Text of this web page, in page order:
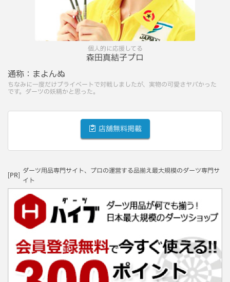
個人的に応援してる
森田真結子プロ
通称： まよんぬ
ちなみに一度だけプライベートで対戦しましたが、実物の可愛さヤバかった
です。ダーツの妖精かと思った。
店舗無料掲載
[PR]
ダーツ用品専門サイト、プロの運営する品揃え最大規模のダーツ専門サ
イト